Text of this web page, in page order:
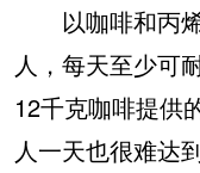
以咖啡和丙烯
人，每天至少可
12千克咖啡提供
人一天也很难达